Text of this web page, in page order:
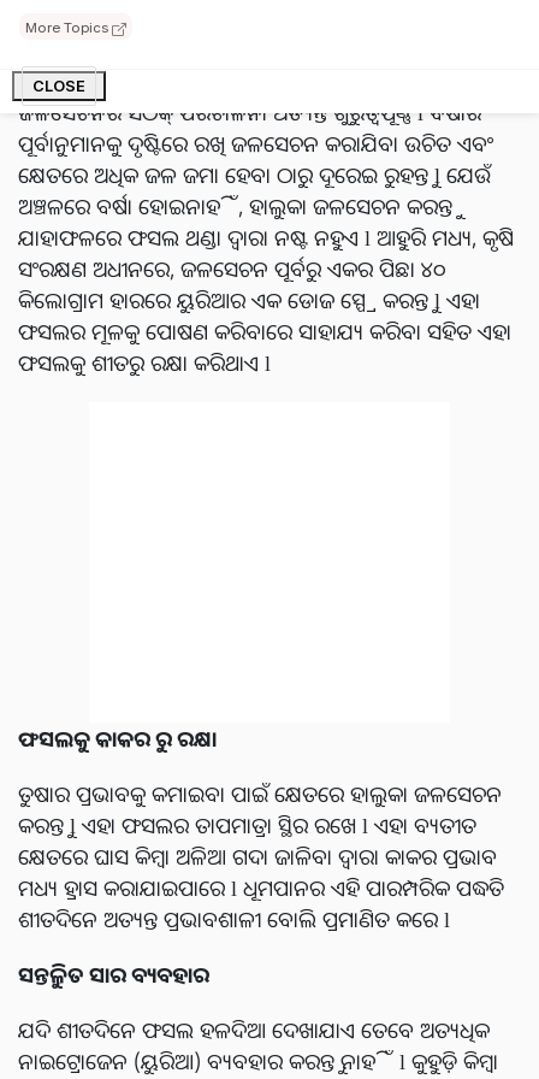
More Topics
CLOSE
ଜଳସେଚନ ସଠିକ୍ ପରିଚାଳନା
ଶୀତଦିନେ ଫସଲକୁ ଅଧିକ ଜଳରୁ ରକ୍ଷା କରିବା ପାଇଁ
ଜଳସେଚନର ସଠିକ୍ ପରିଚାଳନା ଅତ୍ୟନ୍ତ ଗୁରୁତ୍ୱପୂର୍ଣ୍ଣ l ବର୍ଷାର
ପୂର୍ବାନୁମାନକୁ ଦୃଷ୍ଟିରେ ରଖି ଜଳସେଚନ କରାଯିବା ଉଚିତ ଏବଂ
କ୍ଷେତରେ ଅଧିକ ଜଳ ଜମା ହେବା ଠାରୁ ଦୂରେଇ ରୁହନ୍ତୁ l ଯେଉଁ
ଅଞ୍ଚଳରେ ବର୍ଷା ହୋଇନାହିଁ, ହାଲୁକା ଜଳସେଚନ କରନ୍ତୁ
ଯାହାଫଳରେ ଫସଲ ଥଣ୍ଡା ଦ୍ୱାରା ନଷ୍ଟ ନହୁଏ l ଆହୁରି ମଧ୍ୟ, କୃଷି
ସଂରକ୍ଷଣ ଅଧୀନରେ, ଜଳସେଚନ ପୂର୍ବରୁ ଏକର ପିଛା ୪୦
କିଲୋଗ୍ରାମ ହାରରେ ୟୁରିଆର ଏକ ଡୋଜ ସ୍ପ୍ରେ କରନ୍ତୁ l ଏହା
ଫସଲର ମୂଳକୁ ପୋଷଣ କରିବାରେ ସାହାଯ୍ୟ କରିବା ସହିତ ଏହା
ଫସଲକୁ ଶୀତରୁ ରକ୍ଷା କରିଥାଏ l
ଫସଲକୁ କାକର ରୁ ରକ୍ଷା
ତୁଷାର ପ୍ରଭାବକୁ କମାଇବା ପାଇଁ କ୍ଷେତରେ ହାଲୁକା ଜଳସେଚନ
କରନ୍ତୁ l ଏହା ଫସଲର ତାପମାତ୍ରା ସ୍ଥିର ରଖେ l ଏହା ବ୍ୟତୀତ
କ୍ଷେତରେ ଘାସ କିମ୍ବା ଅଳିଆ ଗଦା ଜାଳିବା ଦ୍ୱାରା କାକର ପ୍ରଭାବ
ମଧ୍ୟ ହ୍ରାସ କରାଯାଇପାରେ l ଧୂମପାନର ଏହି ପାରମ୍ପରିକ ପଦ୍ଧତି
ଶୀତଦିନେ ଅତ୍ୟନ୍ତ ପ୍ରଭାବଶାଳୀ ବୋଲି ପ୍ରମାଣିତ କରେ l
ସନ୍ତୁଳିତ ସାର ବ୍ୟବହାର
ଯଦି ଶୀତଦିନେ ଫସଲ ହଳଦିଆ ଦେଖାଯାଏ ତେବେ ଅତ୍ୟଧିକ
ନାଇଟ୍ରୋଜେନ (ୟୁରିଆ) ବ୍ୟବହାର କରନ୍ତୁ ନାହିଁ l କୁହୁଡ଼ି କିମ୍ବା